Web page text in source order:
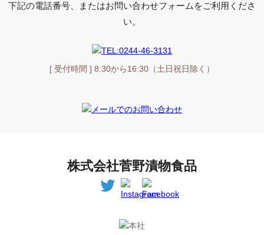
下記の電話番号、またはお問い合わせフォームをご利用くださ
い。
[ 受付時間 ] 8:30から16:30（土日祝日除く）
株式会社菅野漬物食品